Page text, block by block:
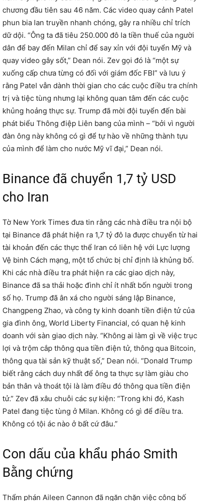
chương đầu tiên sau 46 năm. Các video quay cảnh Patel
phun bia lan truyền nhanh chóng, gây ra nhiều chỉ trích
dữ dội. “Ông ta đã tiêu 250.000 đô la tiền thuế của người
dân để bay đến Milan chỉ để say xỉn với đội tuyển Mỹ và
quay video gây sốt,” Dean nói. Zev gọi đó là “một sự
xuống cấp chưa từng có đối với giám đốc FBI” và lưu ý
rằng Patel vẫn dành thời gian cho các cuộc điều tra chính
trị và tiệc tùng nhưng lại không quan tâm đến các cuộc
khủng hoảng thực sự. Trump đã mời đội tuyển đến bài
phát biểu Thông điệp Liên bang của mình – “bởi vì người
đàn ông này không có gì để tự hào về những thành tựu
của mình để làm cho nước Mỹ vĩ đại,” Dean nói.
Binance đã chuyển 1,7 tỷ USD
cho Iran
Tờ New York Times đưa tin rằng các nhà điều tra nội bộ
tại Binance đã phát hiện ra 1,7 tỷ đô la được chuyển từ hai
tài khoản đến các thực thể Iran có liên hệ với Lực lượng
Vệ binh Cách mạng, một tổ chức bị chỉ định là khủng bố.
Khi các nhà điều tra phát hiện ra các giao dịch này,
Binance đã sa thải hoặc đình chỉ ít nhất bốn người trong
số họ. Trump đã ân xá cho người sáng lập Binance,
Changpeng Zhao, và công ty kinh doanh tiền điện tử của
gia đình ông, World Liberty Financial, có quan hệ kinh
doanh với sàn giao dịch này. “Không ai làm gì về việc trục
lợi và trộm cắp thông qua tiền điện tử, thông qua Bitcoin,
thông qua tài sản kỹ thuật số,” Dean nói. “Donald Trump
biết rằng cách duy nhất để ông ta thực sự làm giàu cho
bản thân và thoát tội là làm điều đó thông qua tiền điện
tử.” Zev đã xâu chuỗi các sự kiện: “Trong khi đó, Kash
Patel đang tiệc tùng ở Milan. Không có gì để điều tra.
Không có tội ác nào ở bất cứ đâu.”
Con dấu của khẩu pháo Smith
Bằng chứng
Thẩm phán Aileen Cannon đã ngăn chặn việc công bố